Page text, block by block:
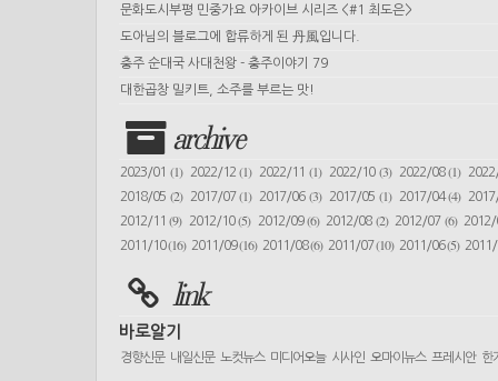
문화도시부평 민중가요 아카이브 시리즈 <#1 최도은>
도아님의 블로그에 합류하게 된 丹風입니다.
충주 순대국 사대천왕 - 충주이야기 79
대한곱창 밀키트, 소주를 부르는 맛!
archive
2023/01 (1) 2022/12(1) 2022/11(1) 2022/10 (3) 2022/08(1)
2018/05 (2) 2017/07(1) 2017/06(3) 2017/05 (1) 2017/04(4)
2012/11(9) 2012/10(5) 2012/09(6) 2012/08 (2) 2012/07 (6)
2011/10(16) 2011/09(16) 2011/08(6) 2011/07(10) 2011/06(5)
link
바로알기
경향신문 내일신문 노컷뉴스 미디어오늘 시사인 오마이뉴스 프레시안 한